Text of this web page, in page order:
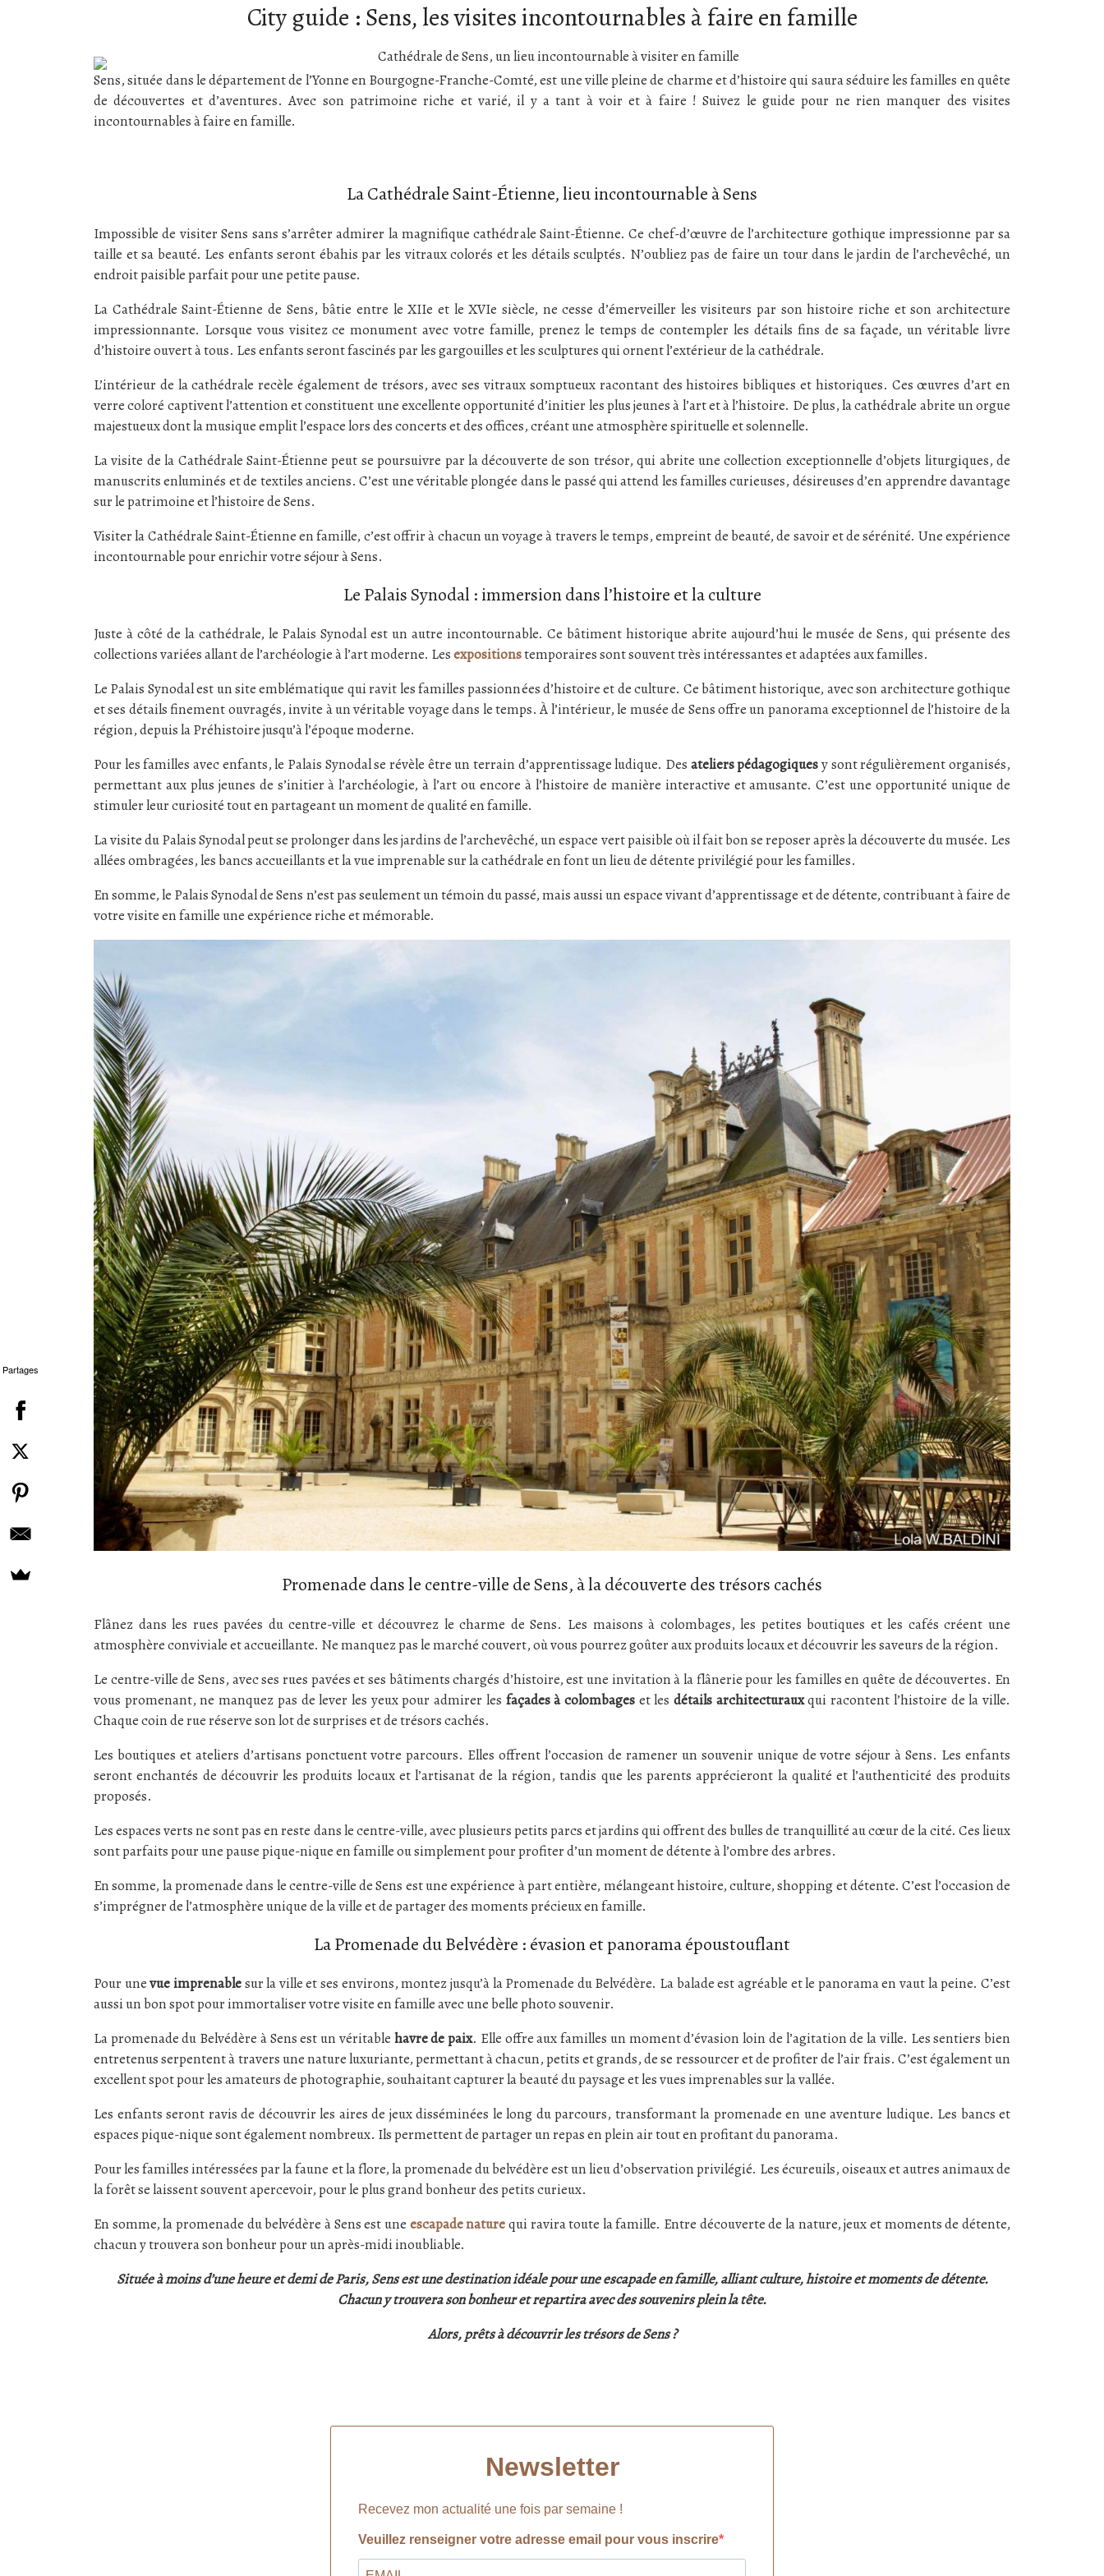
City guide : Sens, les visites incontournables à faire en famille
Sens, située dans le département de l’Yonne en Bourgogne-Franche-Comté, est une ville pleine de charme et d’histoire qui saura séduire les familles en quête
de découvertes et d’aventures. Avec son patrimoine riche et varié, il y a tant à voir et à faire ! Suivez le guide pour ne rien manquer des visites
incontournables à faire en famille.
La Cathédrale Saint-Étienne, lieu incontournable à Sens
Impossible de visiter Sens sans s’arrêter admirer la magnifique cathédrale Saint-Étienne. Ce chef-d’œuvre de l’architecture gothique impressionne par sa
taille et sa beauté. Les enfants seront ébahis par les vitraux colorés et les détails sculptés. N’oubliez pas de faire un tour dans le jardin de l’archevêché, un
endroit paisible parfait pour une petite pause.
La Cathédrale Saint-Étienne de Sens, bâtie entre le XIIe et le XVIe siècle, ne cesse d’émerveiller les visiteurs par son histoire riche et son architecture
impressionnante. Lorsque vous visitez ce monument avec votre famille, prenez le temps de contempler les détails fins de sa façade, un véritable livre
d’histoire ouvert à tous. Les enfants seront fascinés par les gargouilles et les sculptures qui ornent l’extérieur de la cathédrale.
L’intérieur de la cathédrale recèle également de trésors, avec ses vitraux somptueux racontant des histoires bibliques et historiques. Ces œuvres d’art en
verre coloré captivent l’attention et constituent une excellente opportunité d’initier les plus jeunes à l’art et à l’histoire. De plus, la cathédrale abrite un orgue
majestueux dont la musique emplit l’espace lors des concerts et des offices, créant une atmosphère spirituelle et solennelle.
La visite de la Cathédrale Saint-Étienne peut se poursuivre par la découverte de son trésor, qui abrite une collection exceptionnelle d’objets liturgiques, de
manuscrits enluminés et de textiles anciens. C’est une véritable plongée dans le passé qui attend les familles curieuses, désireuses d’en apprendre davantage
sur le patrimoine et l’histoire de Sens.
Visiter la Cathédrale Saint-Étienne en famille, c’est offrir à chacun un voyage à travers le temps, empreint de beauté, de savoir et de sérénité. Une expérience
incontournable pour enrichir votre séjour à Sens.
Le Palais Synodal : immersion dans l’histoire et la culture
Juste à côté de la cathédrale, le Palais Synodal est un autre incontournable. Ce bâtiment historique abrite aujourd’hui le musée de Sens, qui présente des
collections variées allant de l’archéologie à l’art moderne. Lesexpositionstemporaires sont souvent très intéressantes et adaptées aux familles.
Le Palais Synodal est un site emblématique qui ravit les familles passionnées d’histoire et de culture. Ce bâtiment historique, avec son architecture gothique
et ses détails finement ouvragés, invite à un véritable voyage dans le temps. À l’intérieur, le musée de Sens offre un panorama exceptionnel de l’histoire de la
région, depuis la Préhistoire jusqu’à l’époque moderne.
Pour les familles avec enfants, le Palais Synodal se révèle être un terrain d’apprentissage ludique. Des ateliers pédagogiquesy sont régulièrement organisés,
permettant aux plus jeunes de s’initier à l’archéologie, à l’art ou encore à l’histoire de manière interactive et amusante. C’est une opportunité unique de
stimuler leur curiosité tout en partageant un moment de qualité en famille.
La visite du Palais Synodal peut se prolonger dans les jardins de l’archevêché, un espace vert paisible où il fait bon se reposer après la découverte du musée. Les
allées ombragées, les bancs accueillants et la vue imprenable sur la cathédrale en font un lieu de détente privilégié pour les familles.
En somme, le Palais Synodal de Sens n’est pas seulement un témoin du passé, mais aussi un espace vivant d’apprentissage et de détente, contribuant à faire de
votre visite en famille une expérience riche et mémorable.
Promenade dans le centre-ville de Sens, à la découverte des trésors cachés
Flânez dans les rues pavées du centre-ville et découvrez le charme de Sens. Les maisons à colombages, les petites boutiques et les cafés créent une
atmosphère conviviale et accueillante. Ne manquez pas le marché couvert, où vous pourrez goûter aux produits locaux et découvrir les saveurs de la région.
Le centre-ville de Sens, avec ses rues pavées et ses bâtiments chargés d’histoire, est une invitation à la flânerie pour les familles en quête de découvertes. En
vous promenant, ne manquez pas de lever les yeux pour admirer les façades à colombageset lesdétails architecturauxqui racontent l’histoire de la ville.
Chaque coin de rue réserve son lot de surprises et de trésors cachés.
Les boutiques et ateliers d’artisans ponctuent votre parcours. Elles offrent l’occasion de ramener un souvenir unique de votre séjour à Sens. Les enfants
seront enchantés de découvrir les produits locaux et l’artisanat de la région, tandis que les parents apprécieront la qualité et l’authenticité des produits
proposés.
Les espaces verts ne sont pas en reste dans le centre-ville, avec plusieurs petits parcs et jardins qui offrent des bulles de tranquillité au cœur de la cité. Ces lieux
sont parfaits pour une pause pique-nique en famille ou simplement pour profiter d’un moment de détente à l’ombre des arbres.
En somme, la promenade dans le centre-ville de Sens est une expérience à part entière, mélangeant histoire, culture, shopping et détente. C’est l’occasion de
s’imprégner de l’atmosphère unique de la ville et de partager des moments précieux en famille.
La Promenade du Belvédère : évasion et panorama époustouflant
Pour unevue imprenablesur la ville et ses environs, montez jusqu’à la Promenade du Belvédère. La balade est agréable et le panorama en vaut la peine. C’est
aussi un bon spot pour immortaliser votre visite en famille avec une belle photo souvenir.
La promenade du Belvédère à Sens est un véritable havre de paix. Elle offre aux familles un moment d’évasion loin de l’agitation de la ville. Les sentiers bien
entretenus serpentent à travers une nature luxuriante, permettant à chacun, petits et grands, de se ressourcer et de profiter de l’air frais. C’est également un
excellent spot pour les amateurs de photographie, souhaitant capturer la beauté du paysage et les vues imprenables sur la vallée.
Les enfants seront ravis de découvrir les aires de jeux disséminées le long du parcours, transformant la promenade en une aventure ludique. Les bancs et
espaces pique-nique sont également nombreux. Ils permettent de partager un repas en plein air tout en profitant du panorama.
Pour les familles intéressées par la faune et la flore, la promenade du belvédère est un lieu d’observation privilégié. Les écureuils, oiseaux et autres animaux de
la forêt se laissent souvent apercevoir, pour le plus grand bonheur des petits curieux.
En somme, la promenade du belvédère à Sens est une escapade naturequi ravira toute la famille. Entre découverte de la nature, jeux et moments de détente,
chacun y trouvera son bonheur pour un après-midi inoubliable.
Située à moins d’une heure et demi de Paris, Sens est une destination idéale pour une escapade en famille, alliant culture, histoire et moments de détente.
Chacun y trouvera son bonheur et repartira avec des souvenirs plein la tête.
Alors, prêts à découvrir les trésors de Sens ?
Partages